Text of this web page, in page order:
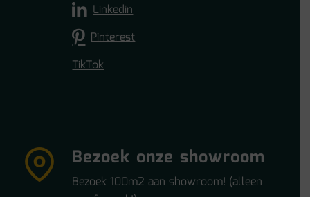
Linkedin
Pinterest
TikTok
Bezoek onze showroom
Bezoek 100m2 aan showroom! (alleen